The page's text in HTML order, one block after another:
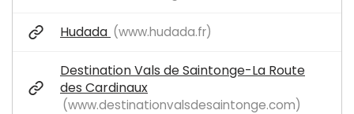
Hudada www.hudada.fr
Destination Vals de Saintonge-La Route
des Cardinaux
www.destinationvalsdesaintonge.com